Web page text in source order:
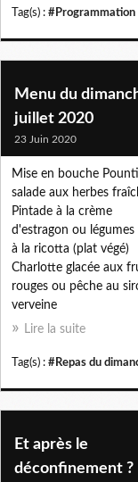
Tag(s) : #Programmation
Menu du
juillet 2020
23 Juin 2020
Mise en bouche
salade aux herbes
Pintade à la crème
d'estragon ou légumes
à la ricotta (plat végé)
Charlotte glacée aux
rouges ou pêche au
verveine
Lire la suite
Tag(s) : #Repas du
Et après le
déconfinement ?